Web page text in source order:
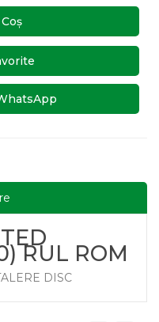
RUL ROM
DISC